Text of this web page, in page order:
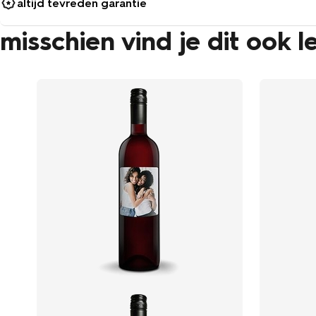
altijd tevreden garantie
misschien vind je dit ook